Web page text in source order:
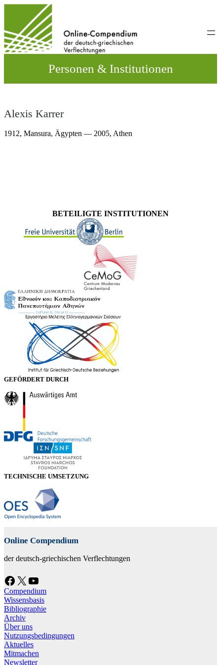
wechseln
Personen & Institutionen
Alexis Karrer
1912, Mansura, Ägypten — 2005, Athen
BETEILIGTE INSTITUTIONEN
GEFÖRDERT DURCH
TECHNISCHE UMSETZUNG
Online Compendium
der deutsch-griechischen Verflechtungen
Facebook X YouTube
Compendium
Wissensbasis
Bibliographie
Archiv
Über uns
Nutzungsbedingungen
Aktuelles
Mitmachen
Newsletter